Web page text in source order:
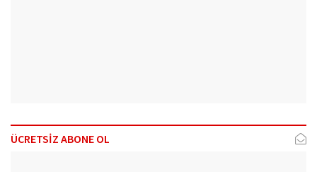
ÜCRETSİZ ABONE OL